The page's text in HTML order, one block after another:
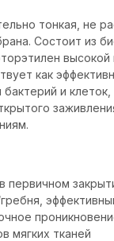
тонкая, не
Состоит из
высокой
как
бактерий и
мягких тканей